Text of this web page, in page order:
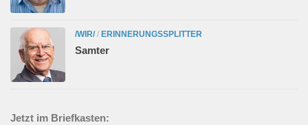
/WIR/ / ERINNERUNGSSPLITTER
Samter
Jetzt im Briefkasten: